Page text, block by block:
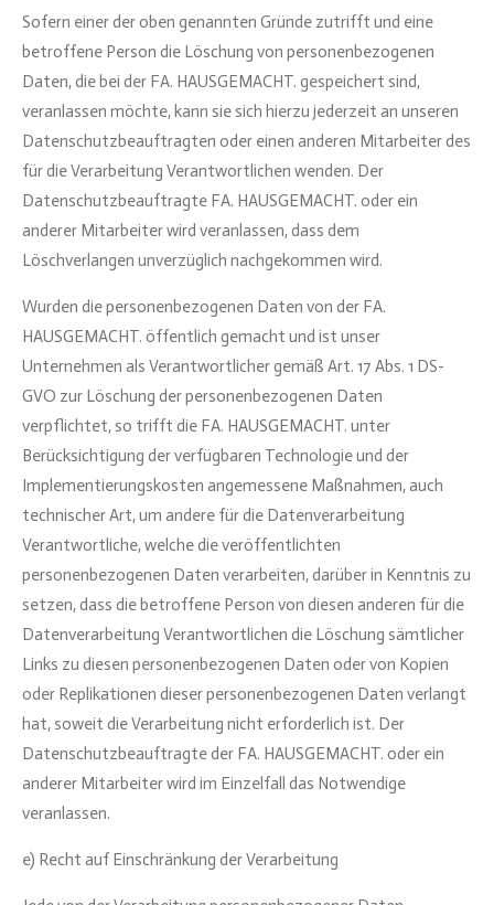
Sofern einer der oben genannten Gründe zutrifft und eine
betroffene Person die Löschung von personenbezogenen
Daten, die bei der FA. HAUSGEMACHT. gespeichert sind,
veranlassen möchte, kann sie sich hierzu jederzeit an unseren
Datenschutzbeauftragten oder einen anderen Mitarbeiter des
für die Verarbeitung Verantwortlichen wenden. Der
Datenschutzbeauftragte FA. HAUSGEMACHT. oder ein
anderer Mitarbeiter wird veranlassen, dass dem
Löschverlangen unverzüglich nachgekommen wird.
Wurden die personenbezogenen Daten von der FA.
HAUSGEMACHT. öffentlich gemacht und ist unser
Unternehmen als Verantwortlicher gemäß Art. 17 Abs. 1 DS-
GVO zur Löschung der personenbezogenen Daten
verpflichtet, so trifft die FA. HAUSGEMACHT. unter
Berücksichtigung der verfügbaren Technologie und der
Implementierungskosten angemessene Maßnahmen, auch
technischer Art, um andere für die Datenverarbeitung
Verantwortliche, welche die veröffentlichten
personenbezogenen Daten verarbeiten, darüber in Kenntnis zu
setzen, dass die betroffene Person von diesen anderen für die
Datenverarbeitung Verantwortlichen die Löschung sämtlicher
Links zu diesen personenbezogenen Daten oder von Kopien
oder Replikationen dieser personenbezogenen Daten verlangt
hat, soweit die Verarbeitung nicht erforderlich ist. Der
Datenschutzbeauftragte der FA. HAUSGEMACHT. oder ein
anderer Mitarbeiter wird im Einzelfall das Notwendige
veranlassen.
e) Recht auf Einschränkung der Verarbeitung